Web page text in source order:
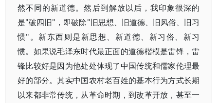
然不同的新道德。然后到解放以后，我印象很深的
是"破四旧"，即破除"旧思想、旧道德、旧风俗、旧习
惯"。新东西则是新思想、新道德、新习俗、新习
惯。如果说毛泽东时代最正面的道德楷模是雷锋，雷
锋比较好是因为他处处体现了中国传统和儒家伦理最
好的部分。其实中国农村老百姓的基本行为方式长期
以来都非常传统，从革命时期，到改革开放，甚至一